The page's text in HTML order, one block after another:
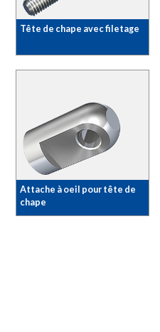
Tête de chape avec filetage
Attache à oeil pour tête de
chape